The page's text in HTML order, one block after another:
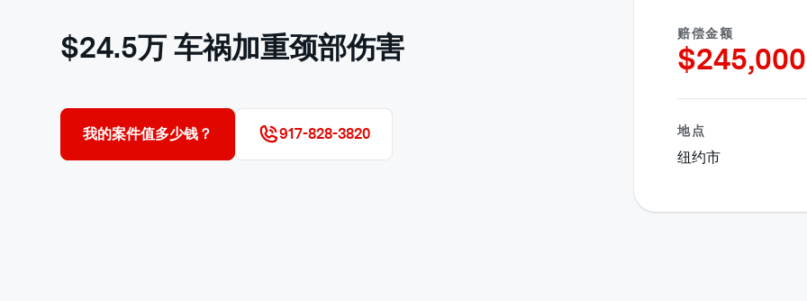
$24.5万 车祸加重颈部伤害
我的案件值多少钱？ 917-828-3820
赔偿金额
$245,000
地点
纽约市